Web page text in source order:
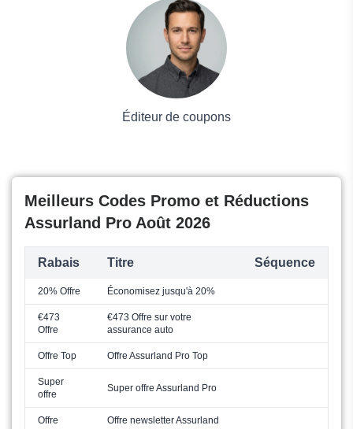
Éditeur de coupons
Meilleurs Codes Promo et Réductions
Assurland Pro Août 2026
Rabais Titre Séquence
20% Offre Économisez jusqu'à 20%
€473
Offre
€473 Offre sur votre
assurance auto
Offre Top Offre Assurland Pro Top
Super
offre
Super offre Assurland Pro
Offre
Offre newsletter Assurland